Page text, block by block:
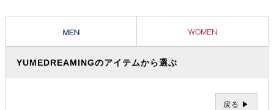
YUMEDREAMINGのアイテムから選ぶ
戻る ▶